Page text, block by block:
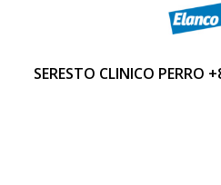
SERESTO CLINICO PERRO